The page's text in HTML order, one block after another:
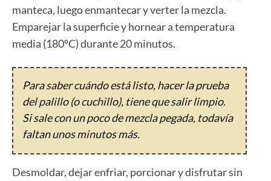
manteca, luego enmantecar y verter la mezcla.
Emparejar la superficie y hornear a temperatura
media (180ºC) durante 20 minutos.
Para saber cuándo está listo, hacer la prueba
del palillo (o cuchillo), tiene que salir limpio.
Si sale con un poco de mezcla pegada, todavía
faltan unos minutos más.
Desmoldar, dejar enfriar, porcionar y disfrutar sin